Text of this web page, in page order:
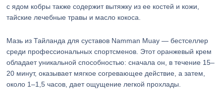
с ядом кобры также содержит вытяжку из ее костей и кожи,
тайские лечебные травы и масло кокоса.
Мазь из Тайланда для суставов Namman Muay — бестселлер
среди профессиональных спортсменов. Этот оранжевый крем
обладает уникальной способностью: сначала он, в течение 15–
20 минут, оказывает мягкое согревающее действие, а затем,
около 1–1,5 часов, дает ощущение легкой прохлады.